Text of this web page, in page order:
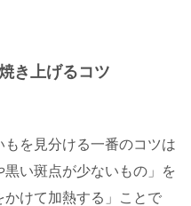
き上げるコツ
を見分ける一番のコツは
黒い斑点が少ないもの」を
けて加熱する」ことで